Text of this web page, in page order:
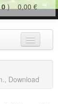
0) 0,00 €
Download